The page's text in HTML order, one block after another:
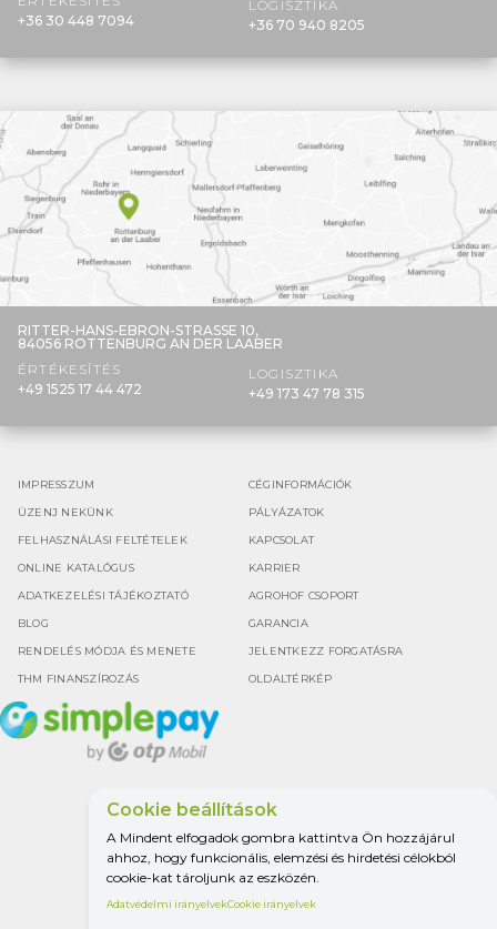
+36 30 448 7094
LOGISZTIKA
+36 70 940 8205
RITTER-HANS-EBRON-STRASSE 10,
84056 ROTTENBURG AN DER LAABER
ÉRTÉKESÍTÉS
+49 1525 17 44 472
LOGISZTIKA
+49 173 47 78 315
IMPRESSZUM CÉGINFORMÁCIÓK
ÜZENJ NEKÜNK PÁLYÁZATOK
FELHASZNÁLÁSI FELTÉTELEK KAPCSOLAT
ONLINE KATALÓGUS KARRIER
ADATKEZELÉSI TÁJÉKOZTATÓ AGROHOF CSOPORT
BLOG GARANCIA
RENDELÉS MÓDJA ÉS MENETE JELENTKEZZ FORGATÁSRA
THM FINANSZÍROZÁS OLDALTÉRKÉP
4.5
Cookie beállítások
A Mindent elfogadok gombra kattintva Ön hozzájárul
ahhoz, hogy funkcionális, elemzési és hirdetési célokból
cookie-kat tároljunk az eszközén.
Adatvédelmi irányelvekCookie irányelvek